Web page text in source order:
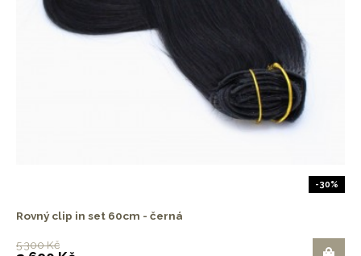
-30%
Rovný clip in set 60cm - černá
5 300 Kč